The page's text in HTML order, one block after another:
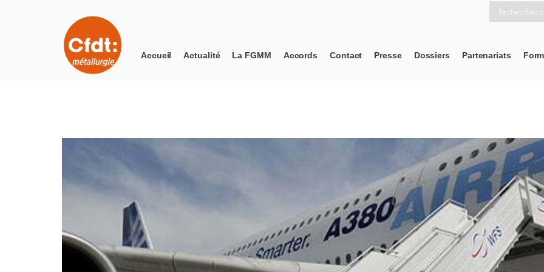
Accueil Actualité La FGMM Accords Contact Presse Dossiers Partenariats